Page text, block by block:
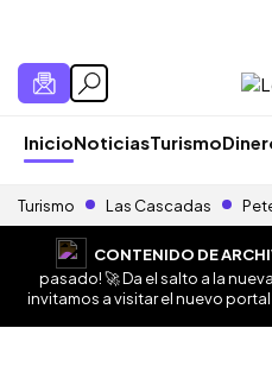
InicioNoticiasTurismo
Turismo Las Cascadas
CONTENIDO DE
pasado! 🚀 Da el salto a la
invitamos a visitar el nuevo